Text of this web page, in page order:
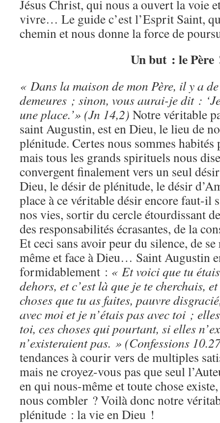
Jésus Christ, qui nous a ouvert la voie
vivre… Le guide c’est l’Esprit Saint,
chemin et nous donne la force de
Un but : le Père
« Dans la maison de mon Père, il y a
demeures ; sinon, vous aurai-je dit :
une place.’» (Jn 14,2) Notre véritable
saint Augustin, est en Dieu, le lieu de
plénitude. Certes nous sommes
mais tous les grands spirituels nous
convergent finalement vers un seul
Dieu, le désir de plénitude, le désir
place à ce véritable désir encore faut-il
nos vies, sortir du cercle étourdissant
des responsabilités écrasantes, de la
Et ceci sans avoir peur du silence, de
même et face à Dieu… Saint Augustin
formidablement : « Et voici que tu
dehors, et c’est là que je te cherchais,
choses que tu as faites, pauvre
avec moi et je n’étais pas avec toi ;
toi, ces choses qui pourtant, si elles
n’existeraient pas. » (Confessions
tendances à courir vers de multiples
mais ne croyez-vous pas que seul
en qui nous-même et toute chose
nous combler ? Voilà donc notre
plénitude : la vie en Dieu !